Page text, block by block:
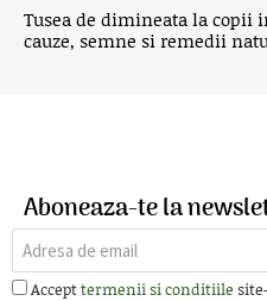
Tusea de dimineata la copii
cauze, semne si remedii
Aboneaza-te la
Accepttermenii si conditiile